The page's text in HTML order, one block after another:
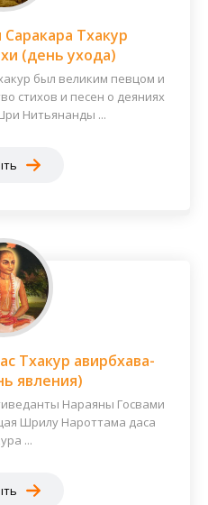
Тхакур
(день ухода)
был великим певцом и
стихов и песен о деяниях
Нитьянанды ...
Тхакур авирбхава-
явления)
Нараяны Госвами
Шрилу Нароттама даса
...